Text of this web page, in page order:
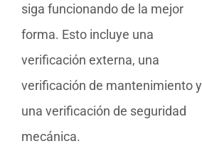
siga funcionando de la mejor
forma. Esto incluye una
verificación externa, una
verificación de mantenimiento y
una verificación de seguridad
mecánica.